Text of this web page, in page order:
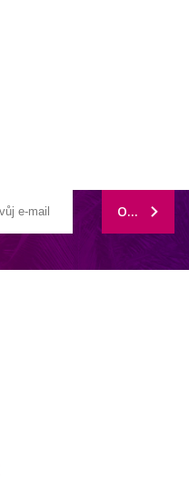
ODEBÍRAT